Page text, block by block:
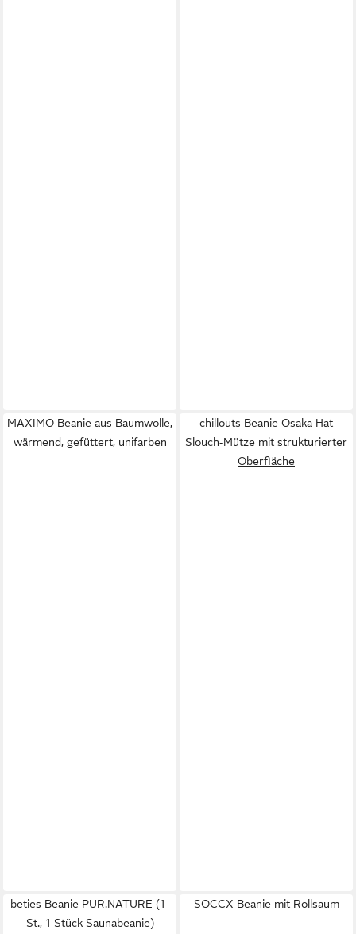
MAXIMO Beanie aus Baumwolle,
wärmend, gefüttert, unifarben
chillouts Beanie Osaka Hat
Slouch-Mütze mit strukturierter
Oberfläche
beties Beanie PUR.NATURE (1-
St., 1 Stück Saunabeanie)
SOCCX Beanie mit Rollsaum